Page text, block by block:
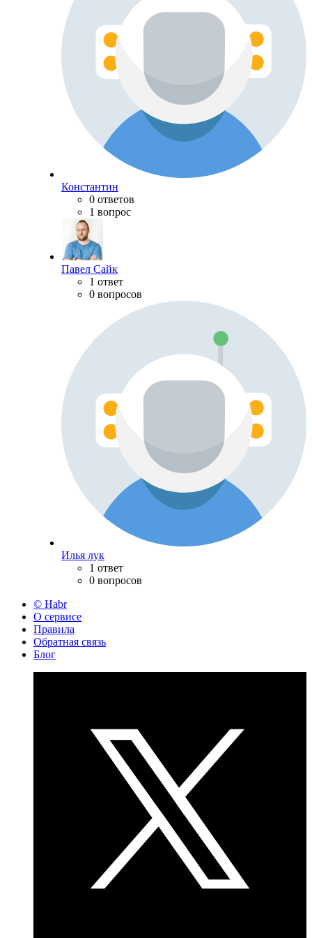
Константин
0 ответов
1 вопрос
Павел Сайк
1 ответ
0 вопросов
Илья лук
1 ответ
0 вопросов
© Habr
О сервисе
Правила
Обратная связь
Блог